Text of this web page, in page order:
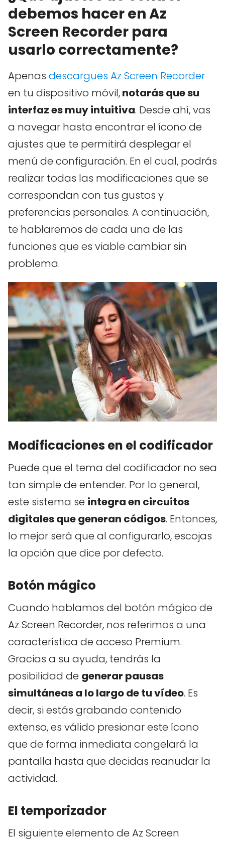
debemos hacer en Az
Screen Recorder para
usarlo correctamente?
Apenas descargues Az Screen Recorder
en tu dispositivo móvil,notarás que su
interfaz es muy intuitiva. Desde ahí, vas
a navegar hasta encontrar el ícono de
ajustes que te permitirá desplegar el
menú de configuración. En el cual, podrás
realizar todas las modificaciones que se
correspondan con tus gustos y
preferencias personales. A continuación,
te hablaremos de cada una de las
funciones que es viable cambiar sin
problema.
Modificaciones en el codificador
Puede que el tema del codificador no sea
tan simple de entender. Por lo general,
este sistema se integra en circuitos
digitales que generan códigos. Entonces,
lo mejor será que al configurarlo, escojas
la opción que dice por defecto.
Botón mágico
Cuando hablamos del botón mágico de
Az Screen Recorder, nos referimos a una
característica de acceso Premium.
Gracias a su ayuda, tendrás la
posibilidad de generar pausas
simultáneas a lo largo de tu vídeo. Es
decir, si estás grabando contenido
extenso, es válido presionar este ícono
que de forma inmediata congelará la
pantalla hasta que decidas reanudar la
actividad.
El temporizador
El siguiente elemento de Az Screen